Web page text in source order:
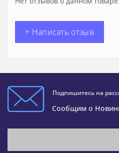
+ Написать отзыв
Подпишитесь на
Сообщим о